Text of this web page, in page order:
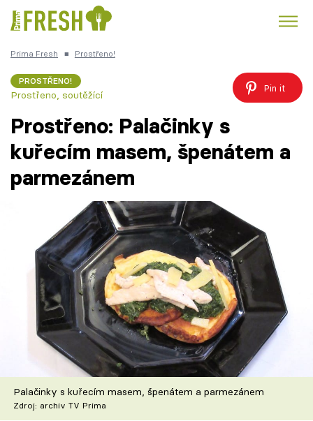
Česká kuchyně
Témata
Recepty
Články
TV Program
Škola vaření
Recepty z TV
Speciál: Cuketa
Prima Fresh ■ Prostřeno!
PROSTŘENO!
Prostřeno, soutěžící
Pin it
Prostřeno: Palačinky s
kuřecím masem, špenátem a
parmezánem
Palačinky s kuřecím masem, špenátem a parmezánem
Zdroj: archiv TV Prima